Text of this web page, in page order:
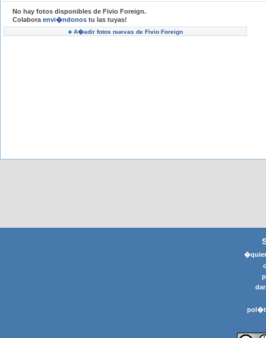
No hay fotos disponibles de Fivio Foreign.
Colabora envi�ndonos tu las tuyas!
A�adir fotos nuevas de Fivio Foreign